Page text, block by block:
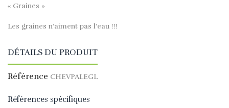
« Graines »
Les graines n’aiment pas l’eau !!!
DÉTAILS DU PRODUIT
Référence CHEVPALEGL
Références spécifiques